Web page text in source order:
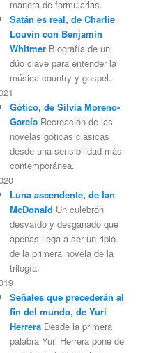
manera de formularlas.
Satán es real, de Charlie
Louvin con Benjamin
WhitmerBiografía de un
dúo clave para entender la
música country y gospel.
Gótico, de Silvia Moreno-
GarcíaRecreación de las
novelas góticas clásicas
desde una sensibilidad más
contemporánea.
Luna ascendente, de Ian
McDonald Un culebrón
desvaído y desganado que
apenas llega a ser un ripio
de la primera novela de la
trilogía.
Señales que precederán al
fin del mundo, de Yuri
HerreraDesde la primera
palabra Yuri Herrera pone de